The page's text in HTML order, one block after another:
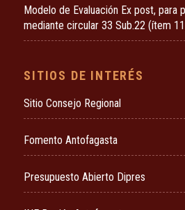
Modelo de Evaluación Ex post, para
mediante circular 33 Sub.22 (ítem
SITIOS DE INTERÉS
Sitio Consejo Regional
Fomento Antofagasta
Presupuesto Abierto Dipres